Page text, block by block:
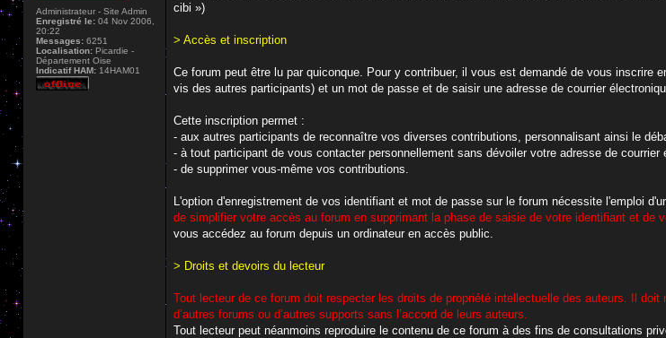
Administrateur - Site Admin
Enregistré le: 04 Nov 2006,
20:22
Messages: 6251
Localisation: Picardie -
Département Oise
Indicatif HAM: 14HAM01
cibi »)
> Accès et inscription
Ce forum peut être lu par quiconque. Pour y contribuer, il vous est demandé de vous
vis des autres participants) et un mot de passe et de saisir une adresse de courrier
Cette inscription permet :
- aux autres participants de reconnaître vos diverses contributions, personnalisant ainsi le
- à tout participant de vous contacter personnellement sans dévoiler votre adresse de
- de supprimer vous-même vos contributions.
L'option d'enregistrement de vos identifiant et mot de passe sur le forum nécessite l'emploi
de simplifier votre accès au forum en supprimant la phase de saisie de votre identifiant et de
vous accédez au forum depuis un ordinateur en accès public.
> Droits et devoirs du lecteur
Tout lecteur de ce forum doit respecter les droits de propriété intellectuelle des auteurs. Il
d’autres forums ou d’autres supports sans l’accord de leurs auteurs.
Tout lecteur peut néanmoins reproduire le contenu de ce forum à des fins de consultations